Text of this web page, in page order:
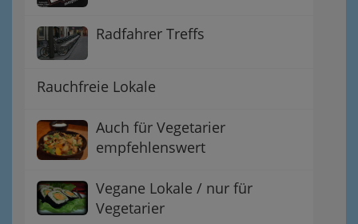
Radfahrer Treffs
Rauchfreie Lokale
Auch für Vegetarier
empfehlenswert
Vegane Lokale / nur für
Vegetarier